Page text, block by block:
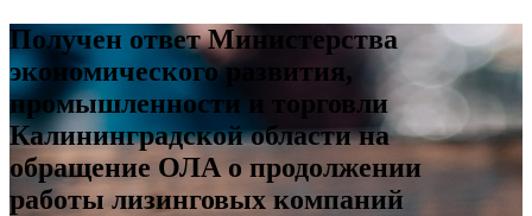
Получен ответ Министерства
экономического развития,
промышленности и торговли
Калининградской области на
обращение ОЛА о продолжении
работы лизинговых компаний